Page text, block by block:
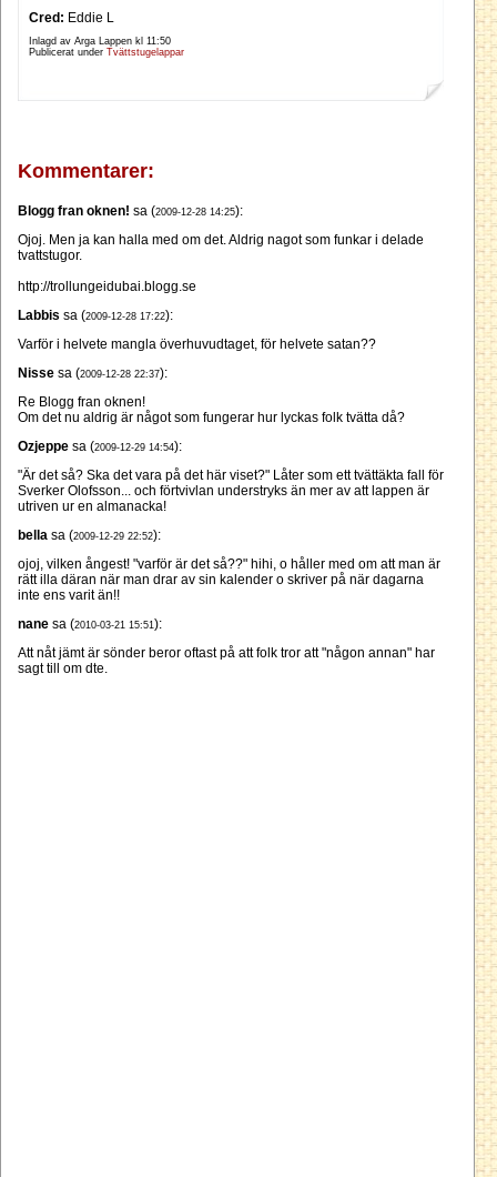
Cred: Eddie L
Inlagd av Arga Lappen kl 11:50
Publicerat under Tvättstugelappar
Kommentarer:
Blogg fran oknen! sa (2009-12-28 14:25):
Ojoj. Men ja kan halla med om det. Aldrig nagot som funkar i delade
tvattstugor.
http://trollungeidubai.blogg.se
Labbis sa (2009-12-28 17:22):
Varför i helvete mangla överhuvudtaget, för helvete satan??
Nisse sa (2009-12-28 22:37):
Re Blogg fran oknen!
Om det nu aldrig är något som fungerar hur lyckas folk tvätta då?
Ozjeppe sa (2009-12-29 14:54):
"Är det så? Ska det vara på det här viset?" Låter som ett tvättäkta fall för
Sverker Olofsson... och förtvivlan understryks än mer av att lappen är
utriven ur en almanacka!
bella sa (2009-12-29 22:52):
ojoj, vilken ångest! "varför är det så??" hihi, o håller med om att man är
rätt illa däran när man drar av sin kalender o skriver på när dagarna
inte ens varit än!!
nane sa (2010-03-21 15:51):
Att nåt jämt är sönder beror oftast på att folk tror att "någon annan" har
sagt till om dte.